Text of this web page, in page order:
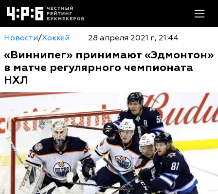
Новости/Хоккей 28 апреля 2021 г., 21:44
«Виннипег» принимают «Эдмонтон»
в матче регулярного чемпионата
НХЛ